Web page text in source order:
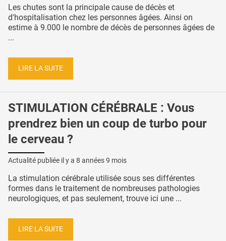
Les chutes sont la principale cause de décès et
d'hospitalisation chez les personnes âgées. Ainsi on
estime à 9.000 le nombre de décès de personnes âgées de
...
LIRE LA SUITE
STIMULATION CÉRÉBRALE : Vous
prendrez bien un coup de turbo pour
le cerveau ?
Actualité publiée il y a 8 années 9 mois
La stimulation cérébrale utilisée sous ses différentes
formes dans le traitement de nombreuses pathologies
neurologiques, et pas seulement, trouve ici une ...
LIRE LA SUITE